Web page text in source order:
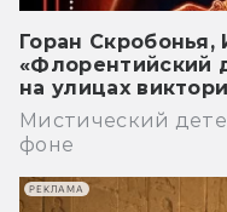
Горан
«Флорентийский
на улицах
Мистический
фоне
РЕКЛАМА